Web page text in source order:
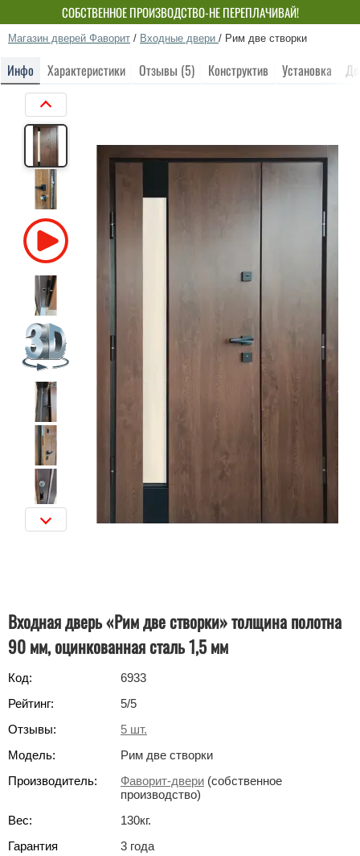
СОБСТВЕННОЕ ПРОИЗВОДСТВО-НЕ ПЕРЕПЛАЧИВАЙ!
Магазин дверей Фаворит / Входные двери / Рим две створки
Инфо Характеристики Отзывы (5) Конструктив Установка
Входная дверь «‎Рим две створки» толщина полотна
90 мм, оцинкованная сталь 1,5 мм
Код:
6933
Рейтинг:
5/5
Отзывы:
5 шт.
Модель:
Рим две створки
Производитель:
Фаворит-двери (собственное
производство)
Вес:
130кг.
Гарантия
3 года